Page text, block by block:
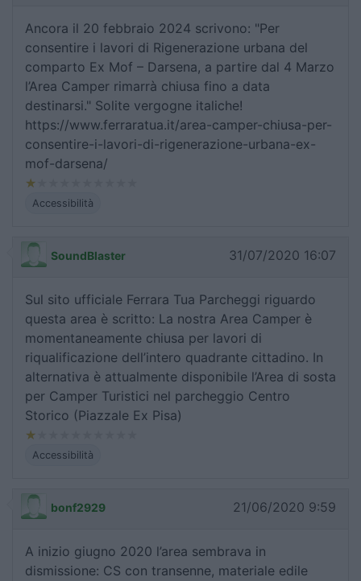
Ancora il 20 febbraio 2024 scrivono: "Per
consentire i lavori di Rigenerazione urbana del
comparto Ex Mof – Darsena, a partire dal 4 Marzo
l’Area Camper rimarrà chiusa fino a data
destinarsi." Solite vergogne italiche!
https://www.ferraratua.it/area-camper-chiusa-per-
consentire-i-lavori-di-rigenerazione-urbana-ex-
mof-darsena/
Accessibilità
SoundBlaster 31/07/2020 16:07
Sul sito ufficiale Ferrara Tua Parcheggi riguardo
questa area è scritto: La nostra Area Camper è
momentaneamente chiusa per lavori di
riqualificazione dell’intero quadrante cittadino. In
alternativa è attualmente disponibile l’Area di sosta
per Camper Turistici nel parcheggio Centro
Storico (Piazzale Ex Pisa)
Accessibilità
bonf2929 21/06/2020 9:59
A inizio giugno 2020 l’area sembrava in
dismissione: CS con transenne, materiale edile